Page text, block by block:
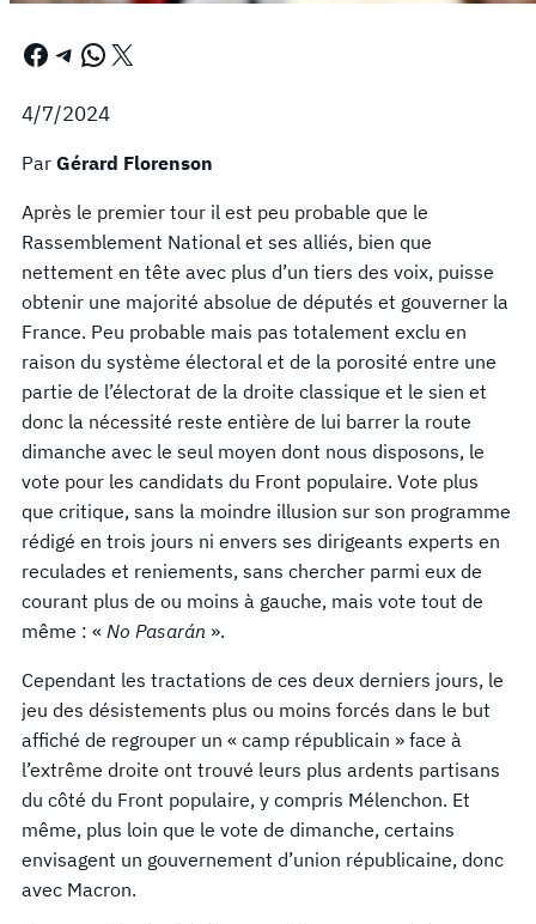
Facebook Telegram WhatsApp X
4/7/2024
Par Gérard Florenson
Après le premier tour il est peu probable que le
Rassemblement National et ses alliés, bien que
nettement en tête avec plus d’un tiers des voix, puisse
obtenir une majorité absolue de députés et gouverner la
France. Peu probable mais pas totalement exclu en
raison du système électoral et de la porosité entre une
partie de l’électorat de la droite classique et le sien et
donc la nécessité reste entière de lui barrer la route
dimanche avec le seul moyen dont nous disposons, le
vote pour les candidats du Front populaire. Vote plus
que critique, sans la moindre illusion sur son programme
rédigé en trois jours ni envers ses dirigeants experts en
reculades et reniements, sans chercher parmi eux de
courant plus de ou moins à gauche, mais vote tout de
même : « No Pasarán ».
Cependant les tractations de ces deux derniers jours, le
jeu des désistements plus ou moins forcés dans le but
affiché de regrouper un « camp républicain » face à
l’extrême droite ont trouvé leurs plus ardents partisans
du côté du Front populaire, y compris Mélenchon. Et
même, plus loin que le vote de dimanche, certains
envisagent un gouvernement d’union républicaine, donc
avec Macron.